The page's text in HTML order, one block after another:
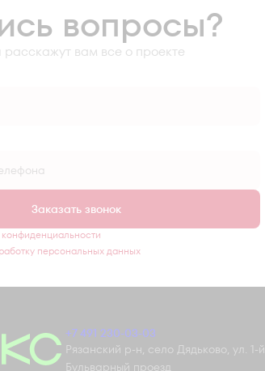
вопросы?
вам все о проекте
Заказать звонок
конфиденциальности
персональных данных
+7 491 230-03-03
Рязанский р-н, село Дядьково, ул. 1-й
Бульварный проезд